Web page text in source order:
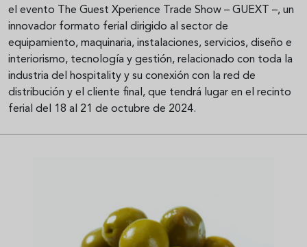
el evento The Guest Xperience Trade Show – GUEXT –, un
innovador formato ferial dirigido al sector de
equipamiento, maquinaria, instalaciones, servicios, diseño e
interiorismo, tecnología y gestión, relacionado con toda la
industria del hospitality y su conexión con la red de
distribución y el cliente final, que tendrá lugar en el recinto
ferial del 18 al 21 de octubre de 2024.